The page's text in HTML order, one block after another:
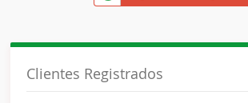
Clientes Registrados